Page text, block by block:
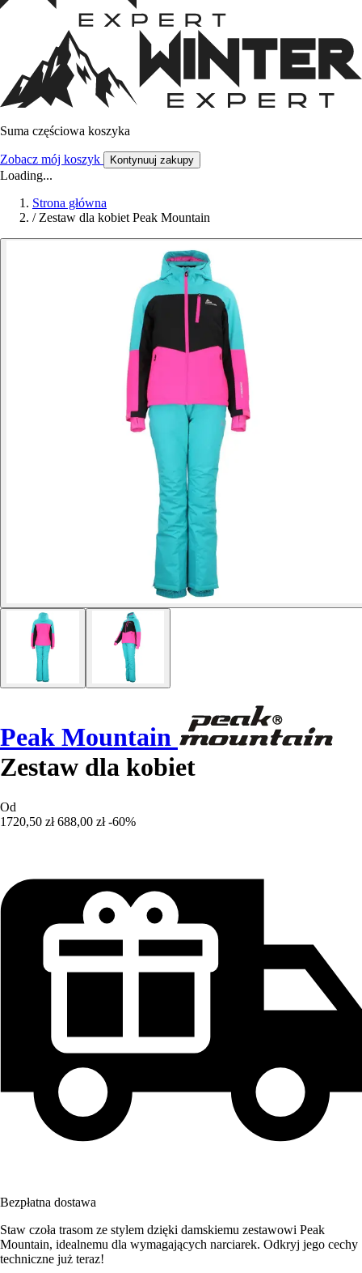
Suma częściowa koszyka
Zobacz mój koszyk Kontynuuj zakupy
Loading...
Strona główna
/ Zestaw dla kobiet Peak Mountain
Peak Mountain
Zestaw dla kobiet
Od
1720,50 zł 688,00 zł -60%
Bezpłatna dostawa
Staw czoła trasom ze stylem dzięki damskiemu zestawowi Peak
Mountain, idealnemu dla wymagających narciarek. Odkryj jego cechy
techniczne już teraz!